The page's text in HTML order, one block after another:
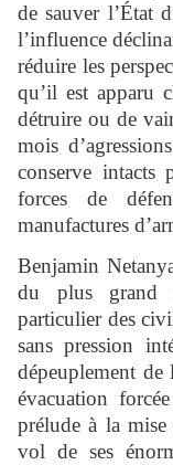
de sauver l’État
l’influence
réduire les
qu’il est apparu
détruire ou de
mois
conserve intacts
forces de
manufactures
Benjamin
du plus grand
particulier des
sans pression
dépeuplement de
évacuation
prélude à la mise
vol de ses